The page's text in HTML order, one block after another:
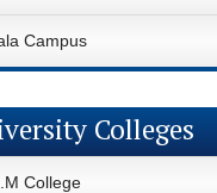
Campus
Colleges
College